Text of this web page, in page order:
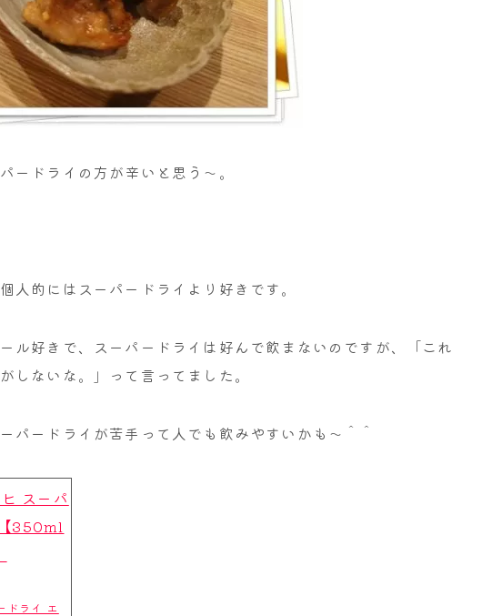
ードライの方が辛いと思う～。
人的にはスーパードライより好きです。
ル好きで、スーパードライは好んで飲まないのですが、「これ
しないな。」って言ってました。
パードライが苦手って人でも飲みやすいかも～＾＾
ドライ エ